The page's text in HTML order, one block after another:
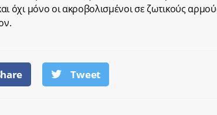
όχι μόνο οι ακροβολισμένοι σε ζωτικούς
Tweet